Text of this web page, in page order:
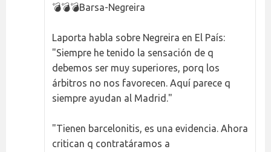
💣💣💣Barsa-Negreira
Laporta habla sobre Negreira en El País:
"Siempre he tenido la sensación de q
debemos ser muy superiores, porq los
árbitros no nos favorecen. Aquí parece q
siempre ayudan al Madrid."
"Tienen barcelonitis, es una evidencia. Ahora
critican q contratáramos a